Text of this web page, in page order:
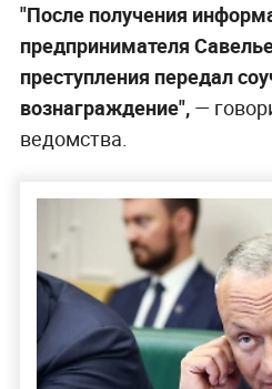
"После получения
предпринимателя
преступления передал
вознаграждение", —
ведомства.